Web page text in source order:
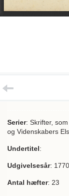
Serier: Skrifter,
og Videnskabers
Undertitel:
Udgivelsesår:
Antal hæfter: 23